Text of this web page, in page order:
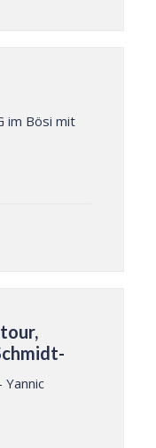
im Bösi mit